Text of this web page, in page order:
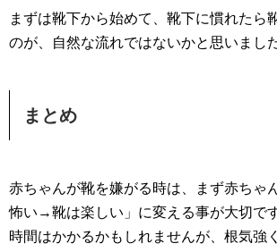
まずは靴下から始めて、靴下に慣れたら
のが、自然な流れではないかと思いました
まとめ
赤ちゃんが靴を嫌がる時は、まず赤ちゃ
怖い→靴は楽しい」に変える事が大切です
時間はかかるかもしれませんが、根気強